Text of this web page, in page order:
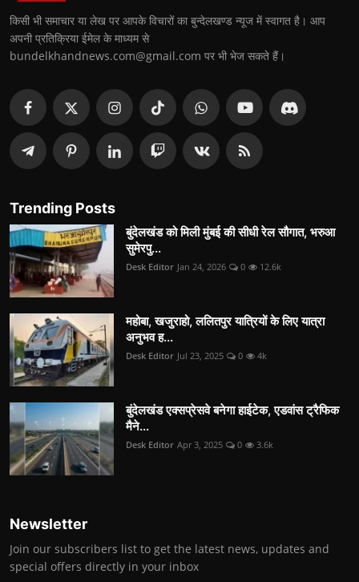
किसी भी समाचार या लेख पर आपके विचारों का बुन्देलखण्ड न्यूज में स्वागत है। आप
अपनी प्रतिक्रिया ईमेल के माध्यम से
bundelkhandnews.com@gmail.com पर भी भेज सकते हैं।
Trending Posts
बुंदेलखंड को मिली मुंबई की सीधी रेल सौगात, भरुआ
सुमेरपु...
Desk Editor Jan 24, 2026 0 12.6k
महोबा, खजुराहो, ललितपुर यात्रियों के लिए यात्रा
अनुभव ह...
Desk Editor Jul 23, 2025 0 4k
बुंदेलखंड एक्सप्रेसवे बनेगा हाईटेक, एडवांस ट्रैफिक
मैने...
Desk Editor Apr 3, 2025 0 3.6k
Newsletter
Join our subscribers list to get the latest news, updates and
special offers directly in your inbox